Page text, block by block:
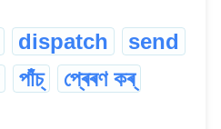
dispatch send
পাঁচ্ প্ৰেৰণ কৰ্